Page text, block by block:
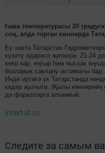
Һава температурасы 20
соң, алда торган көннәрдә
Бу хакта Татарстан
күзәтү идарәсе җиткерә. 21-24
юеш кар, яңгыр һәм пыскак
бозлавык саклану ихтималы бар.
Инде иртәгә үк Татарстанда
кадәр җылыта. Җылы көннәрнең
да фаразларга алынмый.
intertat.ru
Следите за самым